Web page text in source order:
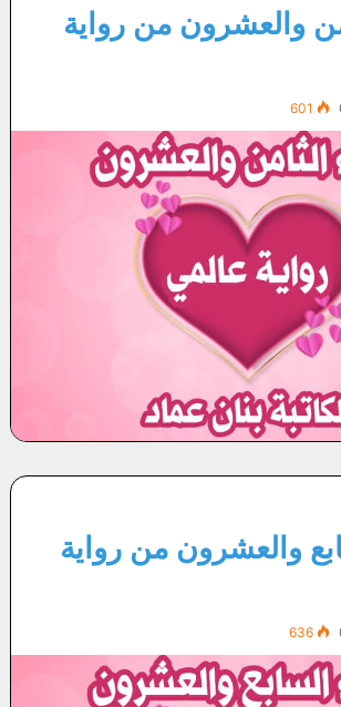
والعشرون من رواية
601
والعشرون من رواية
636